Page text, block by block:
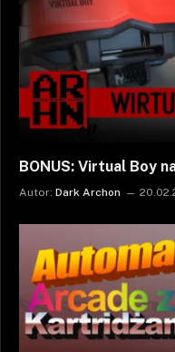
BONUS: Virtual Boy
Autor: Dark Archon